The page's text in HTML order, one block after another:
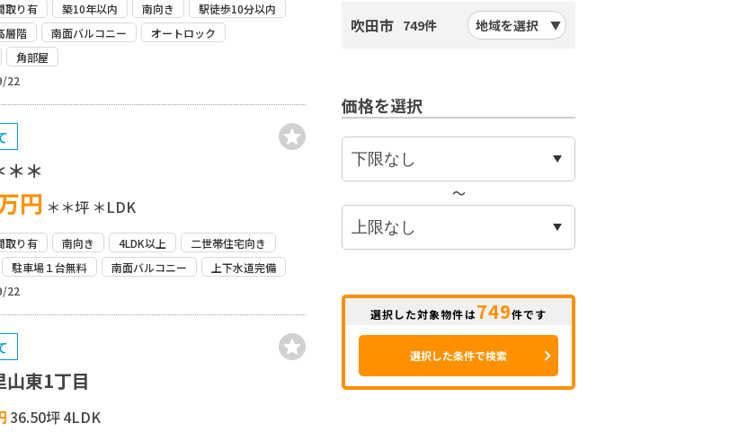
取り有 築10年以内 南向き
駅徒歩10分以内
層階 南面バルコニー
オートロック
角部屋
22
＊＊
円 ＊＊坪 ＊LDK
取り有 南向き 4LDK以上
二世帯住宅向き
駐車場１台無料 南面バルコニー
上下水道完備
22
山東1丁目
36.50坪4LDK
吹田市 749件 地域を選択
価格を選択
〜
選択した対象物件は749件です
選択した条件で検索